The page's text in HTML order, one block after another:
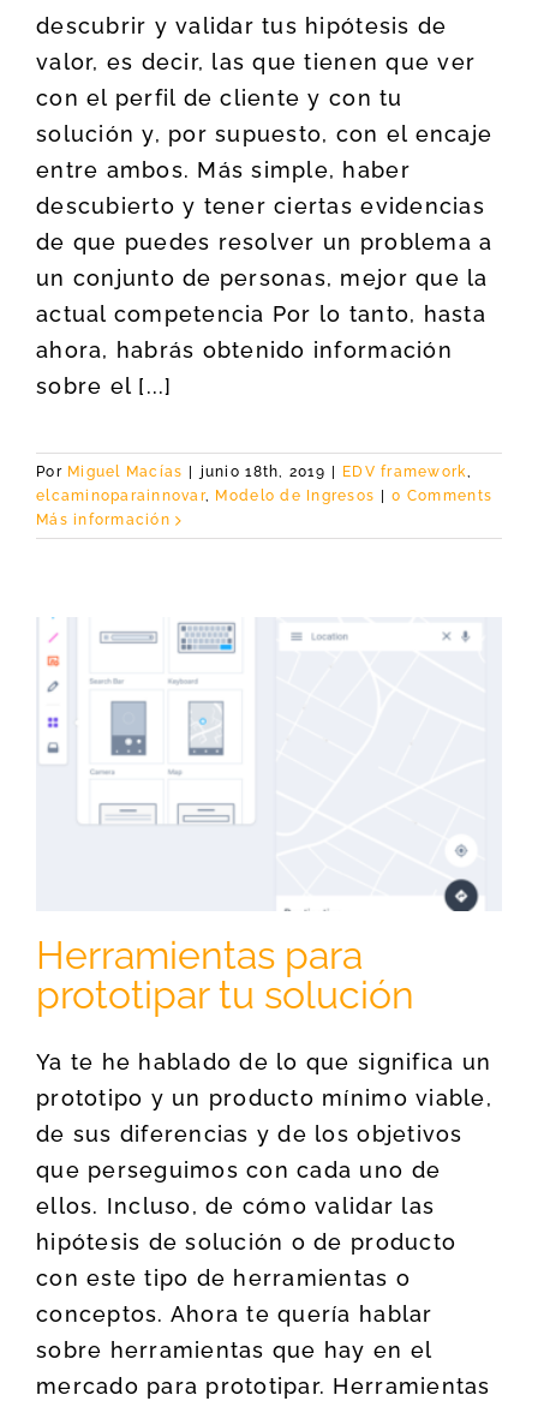
descubrir y validar tus hipótesis de
valor, es decir, las que tienen que ver
con el perfil de cliente y con tu
solución y, por supuesto, con el encaje
entre ambos. Más simple, haber
descubierto y tener ciertas evidencias
de que puedes resolver un problema a
un conjunto de personas, mejor que la
actual competencia Por lo tanto, hasta
ahora, habrás obtenido información
sobre el [...]
Por Miguel Macías | junio 18th, 2019 | EDV framework
elcaminoparainnovar, Modelo de Ingresos | 0 Comments
Más información
Herramientas para
prototipar tu solución
Ya te he hablado de lo que significa un
prototipo y un producto mínimo viable,
de sus diferencias y de los objetivos
que perseguimos con cada uno de
ellos. Incluso, de cómo validar las
hipótesis de solución o de producto
con este tipo de herramientas o
conceptos. Ahora te quería hablar
sobre herramientas que hay en el
mercado para prototipar. Herramientas